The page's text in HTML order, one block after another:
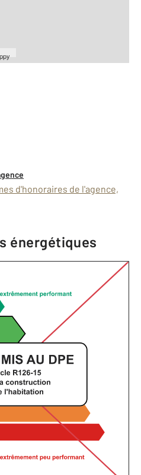
d'honoraires de l'agence,
énergétiques